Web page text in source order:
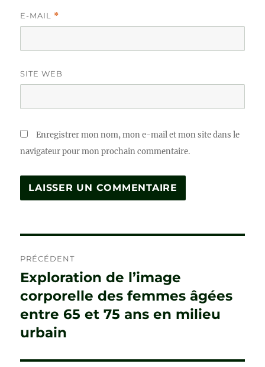
E-MAIL *
SITE WEB
Enregistrer mon nom, mon e-mail et mon site dans le
navigateur pour mon prochain commentaire.
de
l’article
PRÉCÉDENT
Publication
précédente :
Exploration de l’image
corporelle des femmes âgées
entre 65 et 75 ans en milieu
urbain